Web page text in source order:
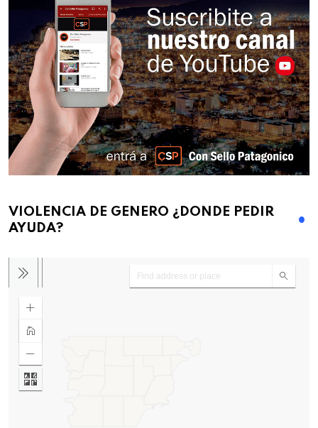
VIOLENCIA DE GENERO ¿DONDE PEDIR
AYUDA?